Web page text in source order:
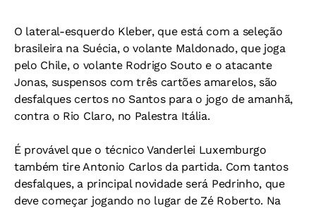
O lateral-esquerdo Kleber, que está com a seleção
brasileira na Suécia, o volante Maldonado, que joga
pelo Chile, o volante Rodrigo Souto e o atacante
Jonas, suspensos com três cartões amarelos, são
desfalques certos no Santos para o jogo de amanhã,
contra o Rio Claro, no Palestra Itália.
É provável que o técnico Vanderlei Luxemburgo
também tire Antonio Carlos da partida. Com tantos
desfalques, a principal novidade será Pedrinho, que
deve começar jogando no lugar de Zé Roberto. Na